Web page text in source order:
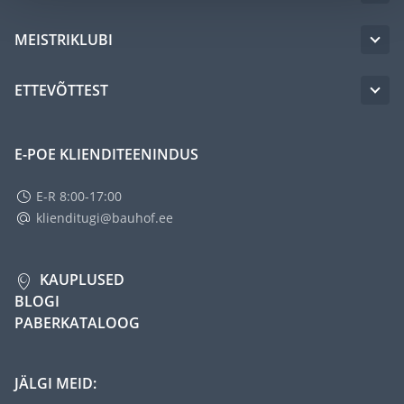
MEISTRIKLUBI
ETTEVÕTTEST
E-POE KLIENDITEENINDUS
E-R 8:00-17:00
klienditugi@bauhof.ee
KAUPLUSED
BLOGI
PABERKATALOOG
JÄLGI MEID: